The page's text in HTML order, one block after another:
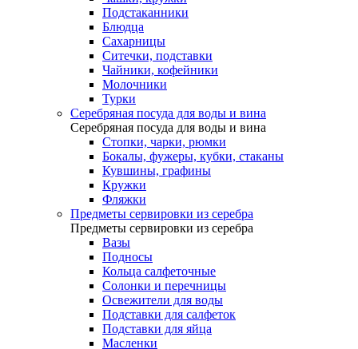
Подстаканники
Блюдца
Сахарницы
Ситечки, подставки
Чайники, кофейники
Молочники
Турки
Серебряная посуда для воды и вина
Серебряная посуда для воды и вина
Стопки, чарки, рюмки
Бокалы, фужеры, кубки, стаканы
Кувшины, графины
Кружки
Фляжки
Предметы сервировки из серебра
Предметы сервировки из серебра
Вазы
Подносы
Кольца салфеточные
Солонки и перечницы
Освежители для воды
Подставки для салфеток
Подставки для яйца
Масленки